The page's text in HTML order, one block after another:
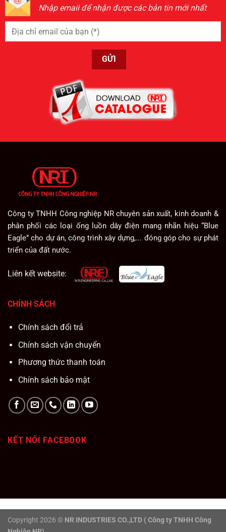
Nhập email để nhận được các bản tin mới nhất
Công ty TNHH Công nghiệp NR chuyên sản xuất, kinh doanh &
phân phối các loại ống luồn dây điện mang nhãn hiệu “Blue
Eagle” cho dự án, công trình xây dựng,... đóng góp cho sự phát
triển của đất nước.
Liên kết website:
CHÍNH SÁCH
Chính sách đổi trả
Chính sách vận chuyển
Phương thức thanh toán
Chính sách bảo mật
KẾT NỐI FACEBOOK
Copyright 2026 © NR INDUSTRIES CO.,LTD ( Công ty TNHH Công